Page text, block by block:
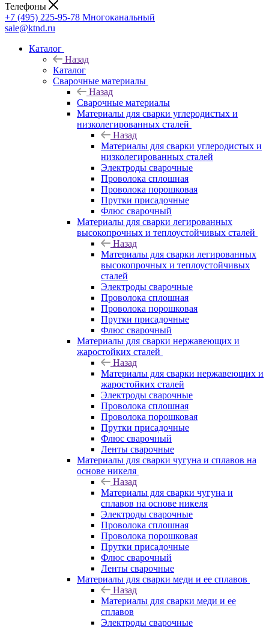
Телефоны
+7 (495) 225-95-78 Многоканальный
sale@ktnd.ru
Каталог
Назад
Каталог
Сварочные материалы
Назад
Сварочные материалы
Материалы для сварки углеродистых и
низколегированных сталей
Назад
Материалы для сварки углеродистых и
низколегированных сталей
Электроды сварочные
Проволока сплошная
Проволока порошковая
Прутки присадочные
Флюс сварочный
Материалы для сварки легированных
высокопрочных и теплоустойчивых сталей
Назад
Материалы для сварки легированных
высокопрочных и теплоустойчивых
сталей
Электроды сварочные
Проволока сплошная
Проволока порошковая
Прутки присадочные
Флюс сварочный
Материалы для сварки нержавеющих и
жаростойких сталей
Назад
Материалы для сварки нержавеющих и
жаростойких сталей
Электроды сварочные
Проволока сплошная
Проволока порошковая
Прутки присадочные
Флюс сварочный
Ленты сварочные
Материалы для сварки чугуна и сплавов на
основе никеля
Назад
Материалы для сварки чугуна и
сплавов на основе никеля
Электроды сварочные
Проволока сплошная
Проволока порошковая
Прутки присадочные
Флюс сварочный
Ленты сварочные
Материалы для сварки меди и ее сплавов
Назад
Материалы для сварки меди и ее
сплавов
Электроды сварочные